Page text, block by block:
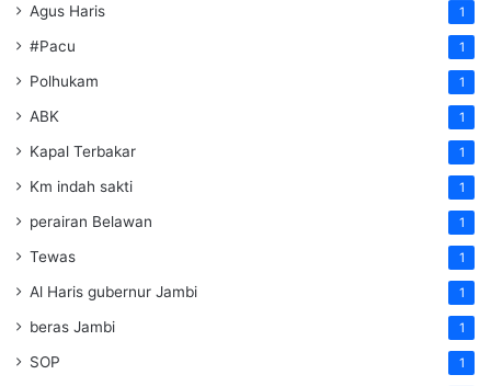
Agus Haris 1
#Pacu 1
Polhukam 1
ABK 1
Kapal Terbakar 1
Km indah sakti 1
perairan Belawan 1
Tewas 1
Al Haris gubernur Jambi 1
beras Jambi 1
SOP 1